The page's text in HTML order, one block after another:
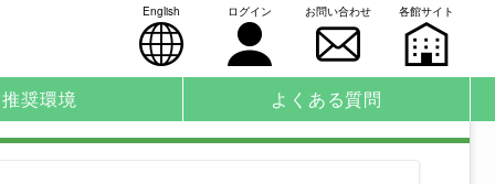
English ログイン お問い合わせ 各館サイト
推奨環境 よくある質問